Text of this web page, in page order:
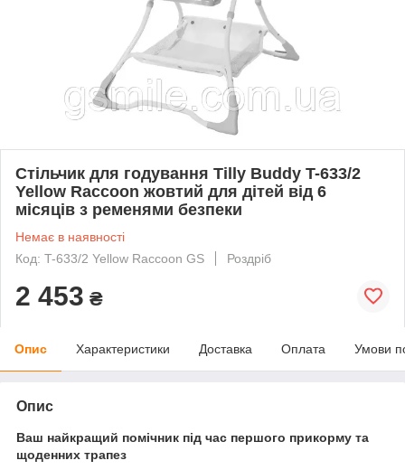
Стільчик для годування Tilly Buddy T-633/2
Yellow Raccoon жовтий для дітей від 6
місяців з ременями безпеки
Немає в наявності
Код: T-633/2 Yellow Raccoon GS
Роздріб
2 453 ₴
Опис Характеристики Доставка Оплата Умови
Опис
Ваш найкращий помічник під час першого прикорму та
щоденних трапез